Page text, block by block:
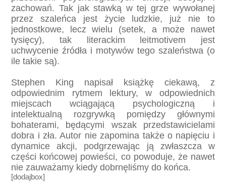
zachowań. Tak jak stawką w tej grze wywołanej
przez szaleńca jest życie ludzkie, już nie to
jednostkowe, lecz wielu (setek, a może nawet
tysięcy), tak literackim leitmotivem jest
uchwycenie źródła i motywów tego szaleństwa (o
ile takie są).
Stephen King napisał książkę ciekawą, z
odpowiednim rytmem lektury, w odpowiednich
miejscach wciągającą psychologiczną i
intelektualną rozgrywką pomiędzy głównymi
bohaterami, będącymi wszak przedstawicielami
dobra i zła. Autor nie zapomina także o napięciu i
dynamice akcji, podgrzewając ją zwłaszcza w
części końcowej powieści, co powoduje, że nawet
nie zauważamy kiedy dobrnęliśmy do końca.
[dodajbox]